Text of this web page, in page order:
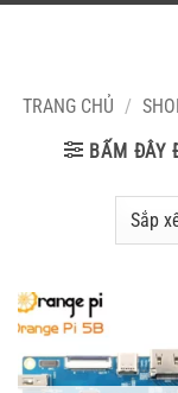
TRANG CHỦ /
BẤM ĐÂY